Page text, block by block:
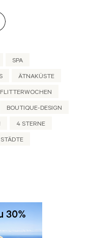
SPA
ÄTNAKÜSTE
BOUTIQUE-DESIGN
4 STERNE
STÄDTE